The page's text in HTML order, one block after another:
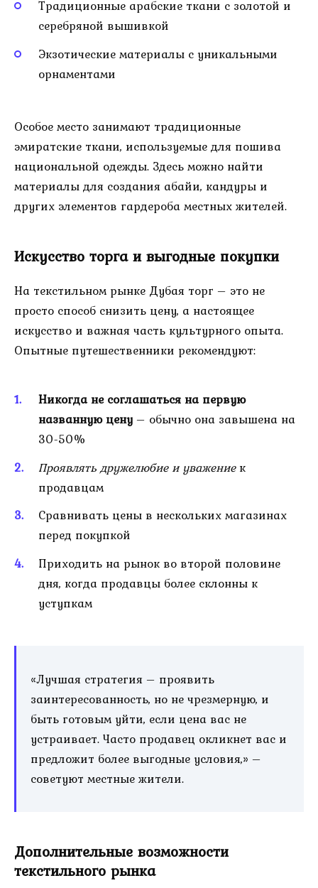
Традиционные арабские ткани с золотой и
серебряной вышивкой
Экзотические материалы с уникальными
орнаментами
Особое место занимают традиционные
эмиратские ткани, используемые для пошива
национальной одежды. Здесь можно найти
материалы для создания абайи, кандуры и
других элементов гардероба местных жителей.
Искусство торга и выгодные покупки
На текстильном рынке Дубая торг – это не
просто способ снизить цену, а настоящее
искусство и важная часть культурного опыта.
Опытные путешественники рекомендуют:
Никогда не соглашаться на первую
названную цену – обычно она завышена на
30-50%
Проявлять дружелюбие и уважениек
продавцам
Сравнивать цены в нескольких магазинах
перед покупкой
Приходить на рынок во второй половине
дня, когда продавцы более склонны к
уступкам
«Лучшая стратегия – проявить
заинтересованность, но не чрезмерную, и
быть готовым уйти, если цена вас не
устраивает. Часто продавец окликнет вас и
предложит более выгодные условия,» –
советуют местные жители.
Дополнительные возможности
текстильного рынка